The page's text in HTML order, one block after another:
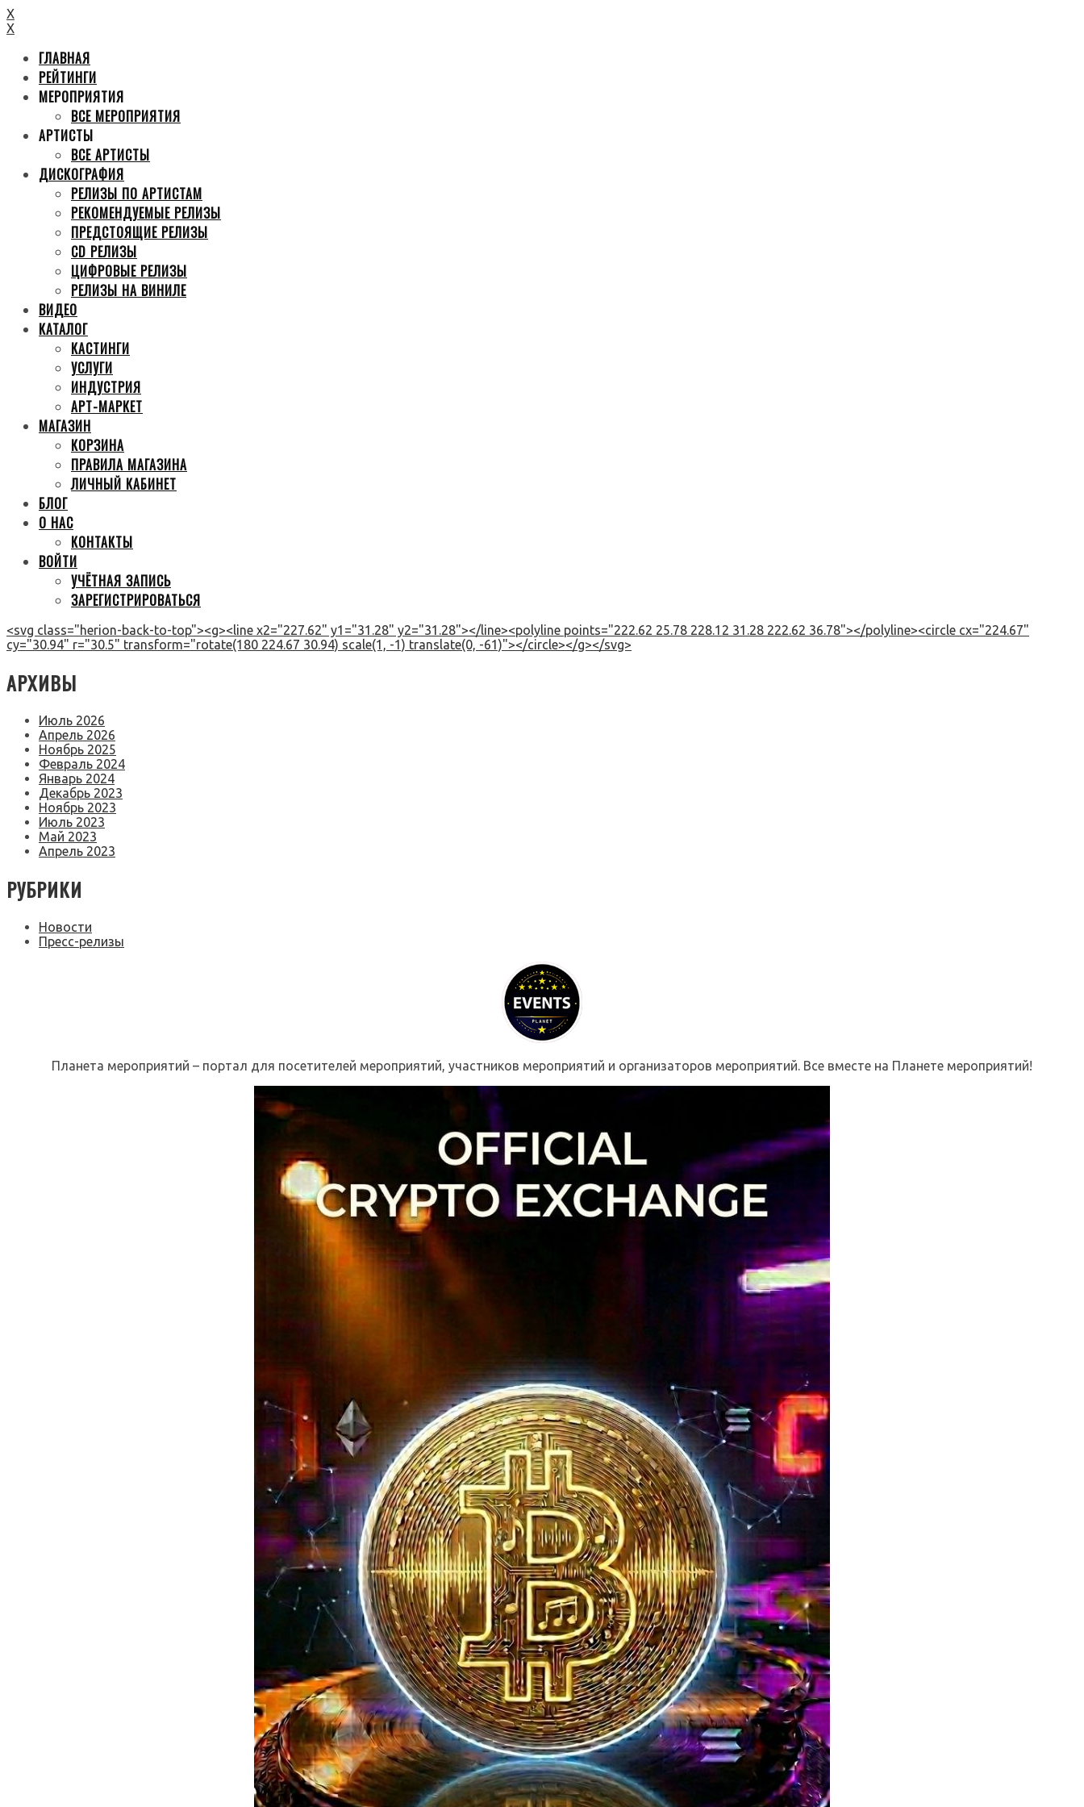
X
X
ГЛАВНАЯ
РЕЙТИНГИ
МЕРОПРИЯТИЯ
ВСЕ МЕРОПРИЯТИЯ
АРТИСТЫ
ВСЕ АРТИСТЫ
ДИСКОГРАФИЯ
РЕЛИЗЫ ПО АРТИСТАМ
РЕКОМЕНДУЕМЫЕ РЕЛИЗЫ
ПРЕДСТОЯЩИЕ РЕЛИЗЫ
CD РЕЛИЗЫ
ЦИФРОВЫЕ РЕЛИЗЫ
РЕЛИЗЫ НА ВИНИЛЕ
ВИДЕО
КАТАЛОГ
КАСТИНГИ
УСЛУГИ
ИНДУСТРИЯ
АРТ-МАРКЕТ
МАГАЗИН
КОРЗИНА
ПРАВИЛА МАГАЗИНА
ЛИЧНЫЙ КАБИНЕТ
БЛОГ
О НАС
КОНТАКТЫ
ВОЙТИ
УЧЁТНАЯ ЗАПИСЬ
ЗАРЕГИСТРИРОВАТЬСЯ
<svg class="herion-back-to-top"><g><line x2="227.62" y1="31.28" y2="31.28"></line><polyline points="222.62 25.78 228.12 31.28 222.62 36.78"></polyline><circle cx="224.67"
cy="30.94" r="30.5" transform="rotate(180 224.67 30.94) scale(1, -1) translate(0, -61)"></circle></g></svg>
АРХИВЫ
Июль 2026
Апрель 2026
Ноябрь 2025
Февраль 2024
Январь 2024
Декабрь 2023
Ноябрь 2023
Июль 2023
Май 2023
Апрель 2023
РУБРИКИ
Новости
Пресс-релизы
Планета мероприятий – портал для посетителей мероприятий, участников мероприятий и организаторов мероприятий. Все вместе на Планете мероприятий!